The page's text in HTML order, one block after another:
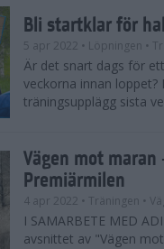
Bli startklar för
5 apr 2022 • Löpningen •
Är det snart dags för
veckorna innan
träningsupplägg sista
Vägen mot
Premiärmilen
4 apr 2022 • Träningen •
I SAMARBETE MED
avsnittet av "Vägen